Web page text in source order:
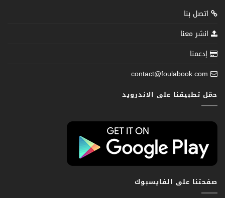
اتصل بنا
انشر معنا
إدعمنا
contact@foulabook.com
حمّل تطبيقنا على الاندرويد
صفحتنا على الفايسبوك